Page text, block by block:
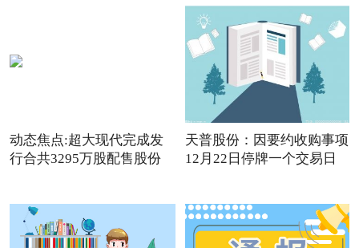
动态焦点:超大现代完成发
行合共3295万股配售股份
天普股份：因要约收购事项
12月22日停牌一个交易日